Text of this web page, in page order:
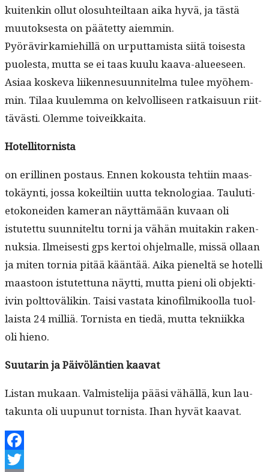
kuitenkin ollut olo­suhteil­taan aika hyvä, ja tästä
muu­tok­ses­ta on päätet­ty aiem­min.
Pyörävirkamiehillä on urput­tamista siitä tois­es­ta
puoles­ta, mut­ta se ei taas kuu­lu kaa­va-alueeseen.
Asi­aa koske­va liiken­nesu­un­nitel­ma tulee myöhem­
min. Tilaa kuulem­ma on kelvol­liseen ratkaisu­un riit­
tävästi. Olemme toiveikkaita.
Hotel­li­tor­nista
on erilli­nen postaus. Ennen kok­ous­ta tehti­in maas­
tokäyn­ti, jos­sa kokeilti­in uut­ta teknolo­giaa. Taulu­ti­
etokonei­den kam­er­an näyt­tämään kuvaan oli
istutet­tu suun­nitel­tu torni ja vähän muitakin raken­
nuk­sia. Ilmeis­es­ti gps ker­toi ohjel­malle, mis­sä ollaan
ja miten tor­nia pitää kään­tää. Aika pieneltä se hotel­li
maas­toon istutet­tuna näyt­ti, mut­ta pieni oli objek­ti­
ivin polt­tovä­likin. Taisi vas­ta­ta kinofilmikool­la tuol­
laista 24 mil­liä. Tor­nista en tiedä, mut­ta tekni­ik­ka
oli hieno.
Suu­tarin ja Päivölän­tien kaavat
Lis­tan mukaan. Valmis­teli­ja pääsi vähäl­lä, kun lau­
takun­ta oli uupunut tor­nista. Ihan hyvät kaavat.
Facebook